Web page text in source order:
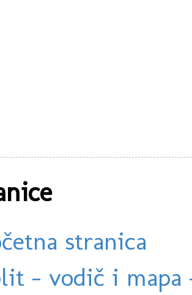
stranica
- vodič i